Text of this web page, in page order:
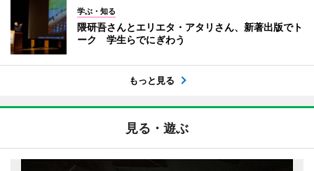
学ぶ・知る
隈研吾さんとエリエタ・アタリさん、新著出版でト
ーク 学生らでにぎわう
もっと見る
見る・遊ぶ